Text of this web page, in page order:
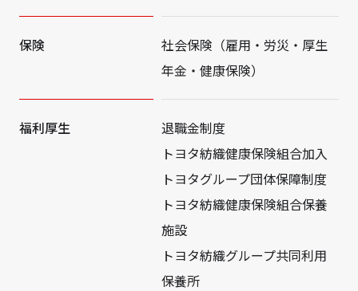
保険
社会保険（雇用・労災・厚生
年金・健康保険）
福利厚生
退職金制度
トヨタ紡織健康保険組合加入
トヨタグループ団体保障制度
トヨタ紡織健康保険組合保養
施設
トヨタ紡織グループ共同利用
保養所